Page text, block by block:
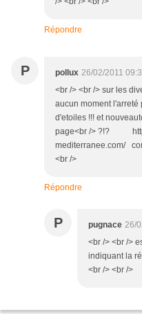
Répondre
P pollux 26/02/2011
<br /> <br /> sur les
aucun moment l'arreté
d'etoiles !!! et
page<br /> ?!?
mediterranee.com/
<br />
Répondre
P pugnace 26/
<br /> <br />
indiquant la
<br /> <br />